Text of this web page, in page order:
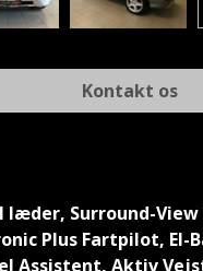
Kontakt os
Surround-
Plus Fartpilot, El-
Assistent, Aktiv